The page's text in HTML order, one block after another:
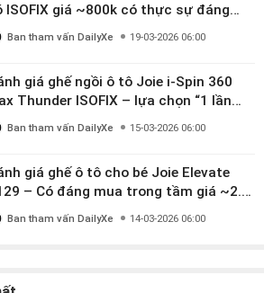
ISOFIX giá ~800k có thực sự đáng
Ban tham vấn DailyXe 19-03-2026 06:00
giá ghế ngồi ô tô Joie i-Spin 360
Thunder ISOFIX – lựa chọn “1 lần
đến 12 năm” có đáng giá gần 9
Ban tham vấn DailyXe 15-03-2026 06:00
giá ghế ô tô cho bé Joie Elevate
– Có đáng mua trong tầm giá ~2.8
Ban tham vấn DailyXe 14-03-2026 06:00